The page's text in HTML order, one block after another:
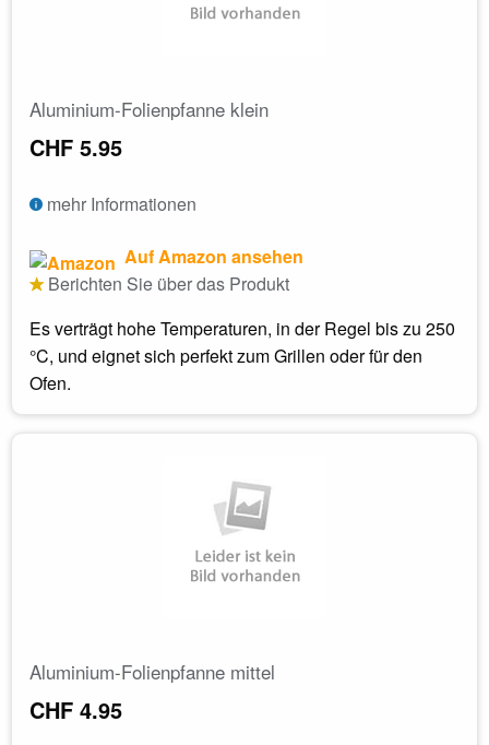
Aluminium-Folienpfanne klein
CHF 5.95
mehr Informationen
Auf Amazon ansehen
Berichten Sie über das Produkt
Es verträgt hohe Temperaturen, in der Regel bis zu 250
°C, und eignet sich perfekt zum Grillen oder für den
Ofen.
Aluminium-Folienpfanne mittel
CHF 4.95